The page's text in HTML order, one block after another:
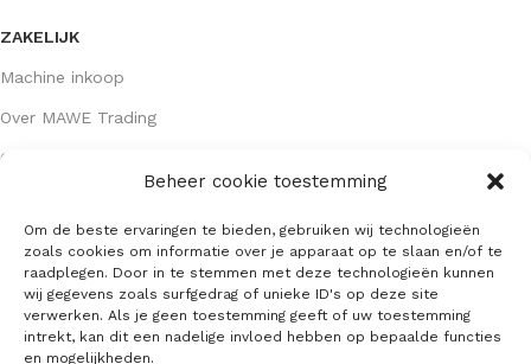
Beheer cookie toestemming
Om de beste ervaringen te bieden, gebruiken wij technologieën
zoals cookies om informatie over je apparaat op te slaan en/of te
raadplegen. Door in te stemmen met deze technologieën kunnen
wij gegevens zoals surfgedrag of unieke ID's op deze site
verwerken. Als je geen toestemming geeft of uw toestemming
intrekt, kan dit een nadelige invloed hebben op bepaalde functies
en mogelijkheden.
ZAKELIJK
Machine inkoop
Over MAWE Trading
Contact opnemen
GEGEVENS
Algemene voorwaarden
KVK: 64407667